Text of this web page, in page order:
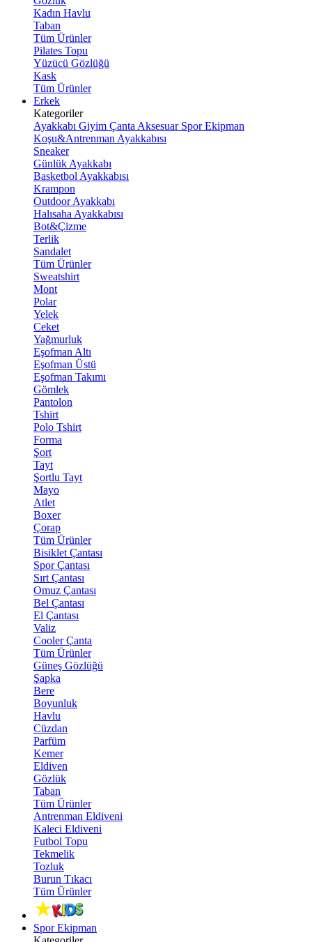
Kadın Havlu
Taban
Tüm Ürünler
Pilates Topu
Yüzücü Gözlüğü
Kask
Tüm Ürünler
Erkek
Kategoriler
Ayakkabı Giyim Çanta Aksesuar Spor Ekipman
Koşu&Antrenman Ayakkabısı
Sneaker
Günlük Ayakkabı
Basketbol Ayakkabısı
Krampon
Outdoor Ayakkabı
Halısaha Ayakkabısı
Bot&Çizme
Terlik
Sandalet
Tüm Ürünler
Sweatshirt
Mont
Polar
Yelek
Ceket
Yağmurluk
Eşofman Altı
Eşofman Üstü
Eşofman Takımı
Gömlek
Pantolon
Tshirt
Polo Tshirt
Forma
Şort
Tayt
Şortlu Tayt
Mayo
Atlet
Boxer
Çorap
Tüm Ürünler
Bisiklet Çantası
Spor Çantası
Sırt Çantası
Omuz Çantası
Bel Çantası
El Çantası
Valiz
Cooler Çanta
Tüm Ürünler
Güneş Gözlüğü
Şapka
Bere
Boyunluk
Havlu
Cüzdan
Parfüm
Kemer
Eldiven
Gözlük
Taban
Tüm Ürünler
Antrenman Eldiveni
Kaleci Eldiveni
Futbol Topu
Tekmelik
Tozluk
Burun Tıkacı
Tüm Ürünler
Spor Ekipman